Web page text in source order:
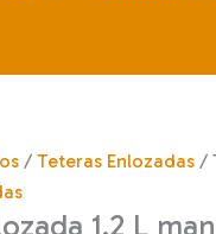
/ Teteras Enlozadas /
1.2 L